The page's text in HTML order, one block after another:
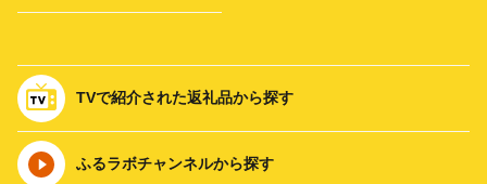
TVで紹介された返礼品から探す
ふるラボチャンネルから探す